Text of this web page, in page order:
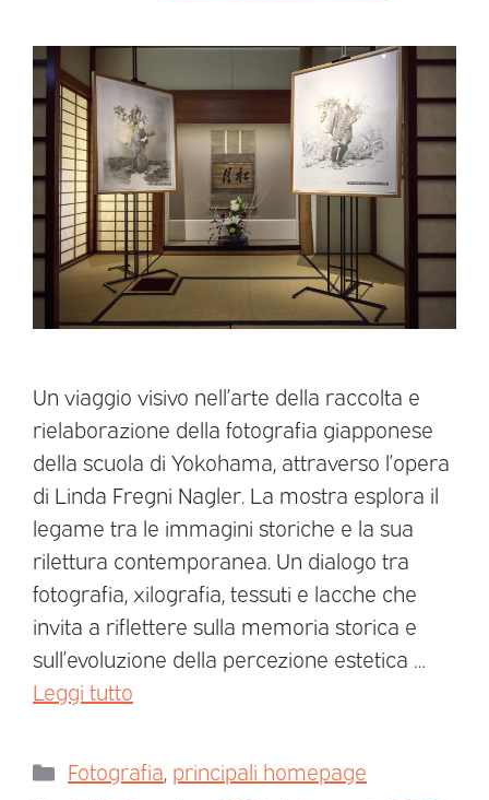
Un viaggio visivo nell’arte della raccolta e
rielaborazione della fotografia giapponese
della scuola di Yokohama, attraverso l’opera
di Linda Fregni Nagler. La mostra esplora il
legame tra le immagini storiche e la sua
rilettura contemporanea. Un dialogo tra
fotografia, xilografia, tessuti e lacche che
invita a riflettere sulla memoria storica e
sull’evoluzione della percezione estetica …
Leggi tutto
Fotografia principali homepage